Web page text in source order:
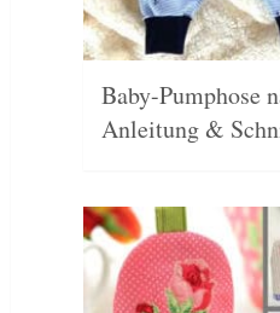
Baby-Pumphose
Anleitung &